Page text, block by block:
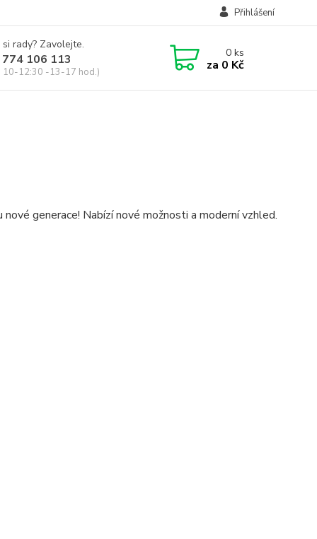
Přihlášení
rady? Zavolejte.
106 113
10-12:30 -13-17 hod.)
0ks
za 0 Kč
generace! Nabízí nové možnosti a moderní vzhled.